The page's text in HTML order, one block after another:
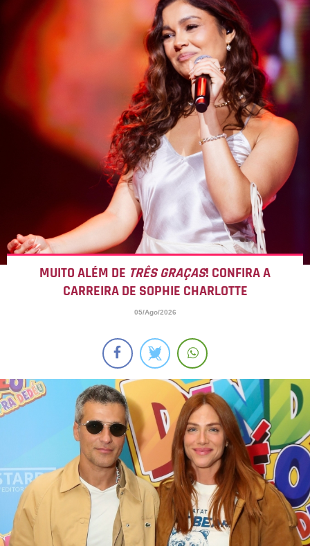
MUITO ALÉM DE TRÊS GRAÇAS! CONFIRA A
CARREIRA DE SOPHIE CHARLOTTE
05/Ago/2026